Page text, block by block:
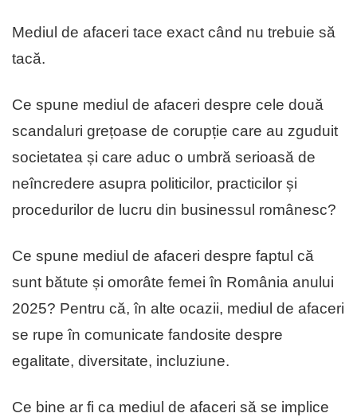
Mediul de afaceri tace exact când nu trebuie să
tacă.
Ce spune mediul de afaceri despre cele două
scandaluri grețoase de corupție care au zguduit
societatea și care aduc o umbră serioasă de
neîncredere asupra politicilor, practicilor și
procedurilor de lucru din businessul românesc?
Ce spune mediul de afaceri despre faptul că
sunt bătute și omorâte femei în România anului
2025? Pentru că, în alte ocazii, mediul de afaceri
se rupe în comunicate fandosite despre
egalitate, diversitate, incluziune.
Ce bine ar fi ca mediul de afaceri să se implice